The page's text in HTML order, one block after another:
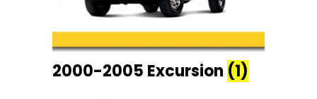
2000-2005 Excursion (1)